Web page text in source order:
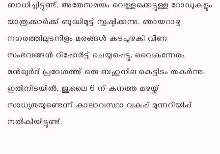
ബാധിച്ചിട്ടുണ്ട്, അതേസമയം വെള്ളക്കെട്ടുള്ള റോഡുകളും
യാത്രക്കാർക്ക് ബുദ്ധിമുട്ട് സൃഷ്ടിക്കുന്നു. ഞായറാഴ്ച
നഗരത്തിലുടനീളം മരങ്ങൾ കടപുഴകി വീണ
സംഭവങ്ങൾ റിപ്പോർട്ട് ചെയ്യപ്പെട്ടു, വൈകുന്നേരം
മൻഖുർദ് പ്രദേശത്ത് ഒരു ബഹുനില കെട്ടിടം തകർന്നു.
ഇതിനിടയിൽ, ജൂലൈ 6 ന് കനത്ത മഴയ്ക്ക്
സാധ്യതയുണ്ടെന്ന് കാലാവസ്ഥാ വകുപ്പ് മുന്നറിയിപ്പ്
നൽകിയിട്ടുണ്ട്.